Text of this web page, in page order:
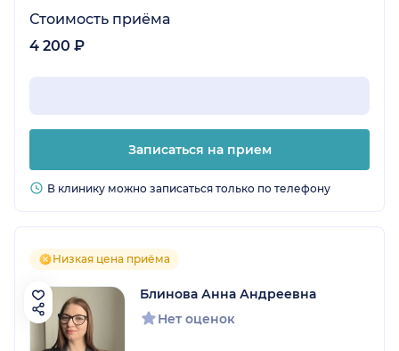
Стоимость приёма
4 200 ₽
Записаться на прием
В клинику можно записаться только по телефону
Низкая цена приёма
Блинова Анна Андреевна
Нет оценок